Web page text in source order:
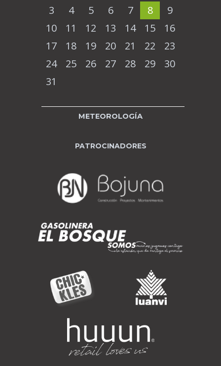
3
4 5 6 7 8
9
10
11 12 13 14 15
16
17
18 19 20 21 22
23
24
25 26 27 28 29
30
31
METEOROLOGÍA
PATROCINADORES